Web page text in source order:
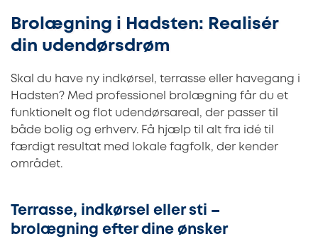
Brolægning i Hadsten: Realisér
din udendørsdrøm
Skal du have ny indkørsel, terrasse eller havegang i
Hadsten? Med professionel brolægning får du et
funktionelt og flot udendørsareal, der passer til
både bolig og erhverv. Få hjælp til alt fra idé til
færdigt resultat med lokale fagfolk, der kender
området.
Terrasse, indkørsel eller sti –
brolægning efter dine ønsker